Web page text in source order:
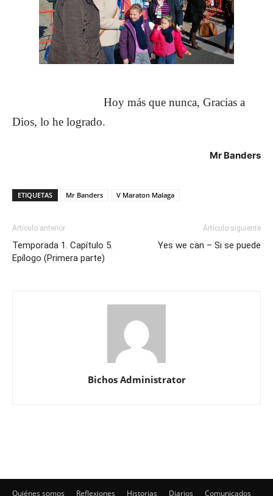
Hoy más que nunca, Gracias a
Dios, lo he logrado.
Mr Banders
ETIQUETAS Mr Banders V Maraton Malaga
Artículo anterior
Temporada 1. Capítulo 5.
Epílogo (Primera parte)
Artículo siguiente
Yes we can – Si se puede
Bichos Administrator
Quiénes somos Reflexiones Historias Diarios Comunicados